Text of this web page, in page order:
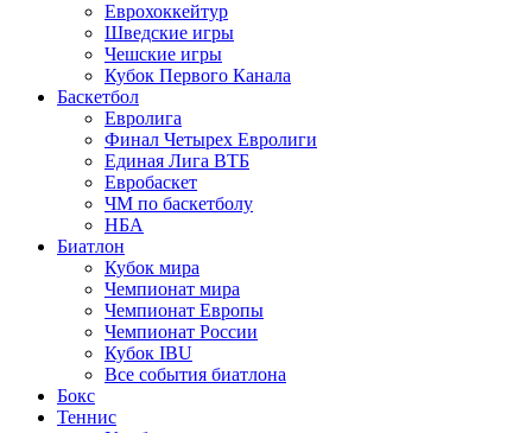
Еврохоккейтур
Шведские игры
Чешские игры
Кубок Первого Канала
Баскетбол
Евролига
Финал Четырех Евролиги
Единая Лига ВТБ
Евробаскет
ЧМ по баскетболу
НБА
Биатлон
Кубок мира
Чемпионат мира
Чемпионат Европы
Чемпионат России
Кубок IBU
Все события биатлона
Бокс
Теннис